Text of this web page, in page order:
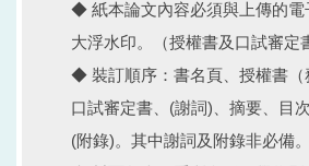
◆ 紙本論文內容必須與上傳的電
大浮水印。（授權書及口試審定
◆ 裝訂順序：書名頁、授權書（
口試審定書、(謝詞)、摘要、目
(附錄)。其中謝詞及附錄非必備。